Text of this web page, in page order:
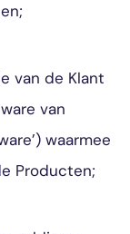
van de Klant
van
waarmee
Producten;